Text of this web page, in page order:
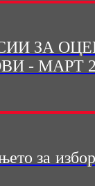
ЗА
- МАРТ
за